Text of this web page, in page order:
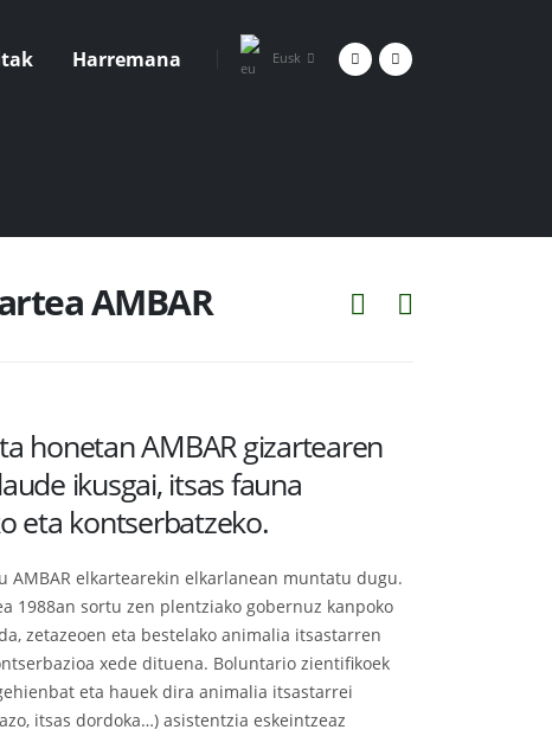
Harremana Eusk
AMBAR
honetan AMBAR gizartearen
ikusgai, itsas fauna
eta kontserbatzeko.
AMBAR elkartearekin elkarlanean muntatu dugu.
1988an sortu zen plentziako gobernuz kanpoko
zetazeoen eta bestelako animalia itsastarren
xede dituena. Boluntario zientifikoek
eta hauek dira animalia itsastarrei
itsas dordoka…) asistentzia eskeintzeaz